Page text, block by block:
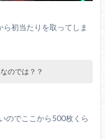
初当たりを取ってしま
のでは？？
のでここから500枚くら